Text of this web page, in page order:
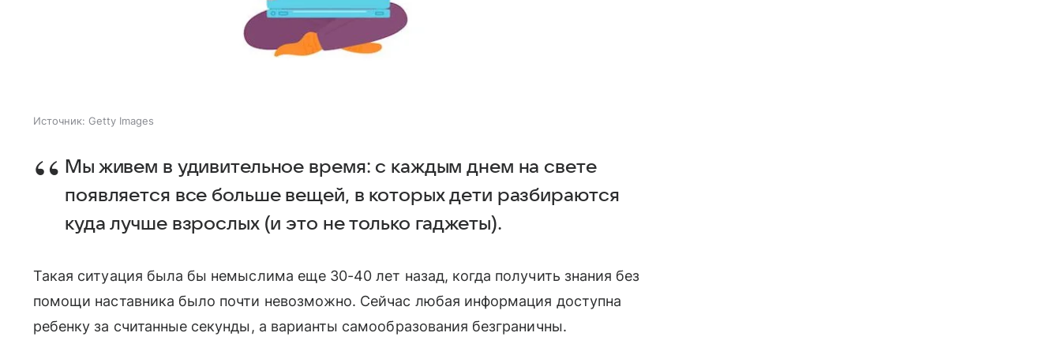
Источник: Getty Images
Мы живем в удивительное время: с каждым днем на свете
появляется все больше вещей, в которых дети разбираются
куда лучше взрослых (и это не только гаджеты).
Такая ситуация была бы немыслима еще 30-40 лет назад, когда получить знания без
помощи наставника было почти невозможно. Сейчас любая информация доступна
ребенку за считанные секунды, а варианты самообразования безграничны.